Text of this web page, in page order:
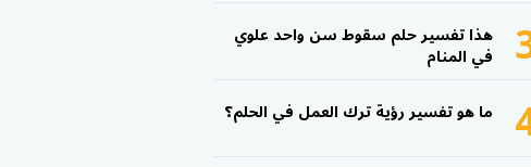
هذا تفسير حلم سقوط سن واحد علوي
في المنام
ما هو تفسير رؤية ترك العمل في الحلم؟